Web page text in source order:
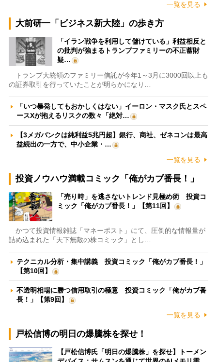
一覧を見る
大前研一「ビジネス新大陸」の歩き方
「イラン戦争を利用して儲けている」利益相反と
の批判が強まるトランプファミリーの不正蓄財
疑…
トランプ大統領のファミリー信託が今年1～3月に3000回以上も
の証券取引を行っていたことが明らかになり…
「いつ暴発してもおかしくはない」イーロン・マスク氏とスペ
ースXが抱えるリスクの数々「絶対…
【3メガバンクは純利益5兆円超】銀行、商社、ゼネコンは最高
益続出の一方で、中小企業・…
一覧を見る
投資ノウハウ満載コミック「俺がカブ番長！」
「売り時」を逃さないトレンド見極め術 投資コ
ミック「俺がカブ番長！」【第11回】
かつて投資情報雑誌「マネーポスト」にて、圧倒的な情報量が
詰め込まれた「天下無敵の株コミック」とし…
テクニカル分析・集中講義 投資コミック「俺がカブ番長！」
【第10回】
不透明相場に勝つ信用取引の極意 投資コミック「俺がカブ番
長！」【第9回】
一覧を見る
戸松信博の明日の爆騰株を探せ！
【戸松信博氏「明日の爆騰株」を探せ】トーメン